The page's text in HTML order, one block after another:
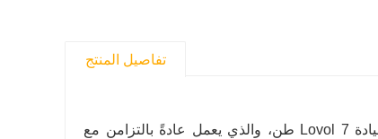
تفاصيل المنتج
تعتبر التروس الشمسية أحد المكونات الأساسية لمخفض سرعة عجلة محور القيادة Lovol 7 طن، والذي يعمل عادةً بالتزامن مع